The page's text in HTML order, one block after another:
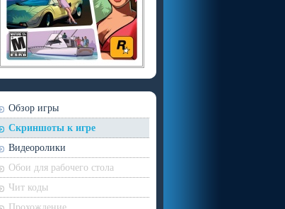
Обзор игры
Скриншоты к игре
Видеоролики
Обои для рабочего стола
Чит коды